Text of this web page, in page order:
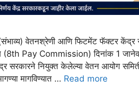
वेतनश्रेणी आणि फिटमेंट फॅक्टर केंद्र
(8th Pay Commission) दिनांक 1
सरकारने नियुक्त केलेल्या वेतन आयोग
मागविण्यात … Read more